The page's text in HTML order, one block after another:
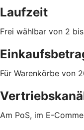
Laufzeit
Frei wählbar von 2
Für Warenkörbe von
Am PoS, im E-